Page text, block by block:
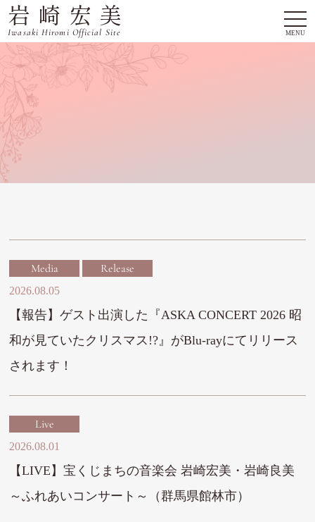
岩崎宏美
Iwasaki Hiromi Official Site MENU
Media Release
2026.08.05
【報告】ゲスト出演した『ASKA CONCERT 2026 昭
和が見ていたクリスマス!?』がBlu-rayにてリリース
されます！
Live
2026.08.01
【LIVE】宝くじまちの音楽会 岩崎宏美・岩崎良美
～ふれあいコンサート～（群馬県館林市）